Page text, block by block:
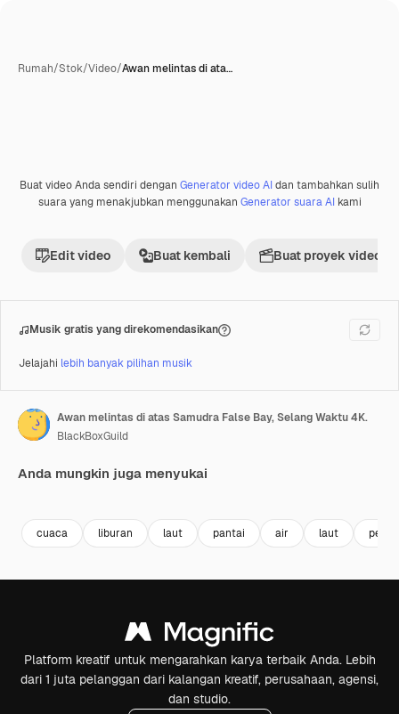
Rumah/Stok/Video/Awan melintas di ata…
Premium
Buat video Anda sendiri dengan Generator video AIdan tambahkan sulih
suara yang menakjubkan menggunakan Generator suara AIkami
Edit video Buat kembali Buat proyek video
Musik gratis yang direkomendasikan
Jelajahi lebih banyak pilihan musik
Awan melintas di atas Samudra False Bay, Selang Waktu 4K.
BlackBoxGuild
Anda mungkin juga menyukai
cuaca liburan laut pantai air laut
Platform kreatif untuk mengarahkan karya terbaik Anda. Lebih
dari 1 juta pelanggan dari kalangan kreatif, perusahaan, agensi,
dan studio.